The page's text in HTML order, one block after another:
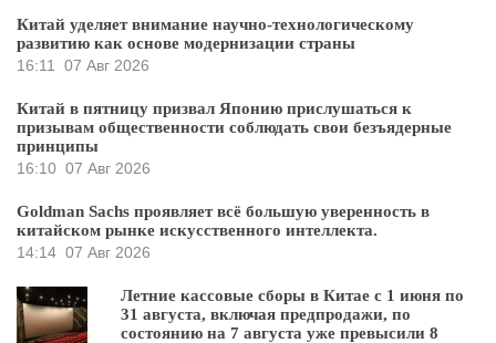
Китай уделяет внимание научно-технологическому
развитию как основе модернизации страны
16:11 07 Авг 2026
Китай в пятницу призвал Японию прислушаться к
призывам общественности соблюдать свои безъядерные
принципы
16:10 07 Авг 2026
Goldman Sachs проявляет всё большую уверенность в
китайском рынке искусственного интеллекта.
14:14 07 Авг 2026
Летние кассовые сборы в Китае с 1 июня по
31 августа, включая предпродажи, по
состоянию на 7 августа уже превысили 8